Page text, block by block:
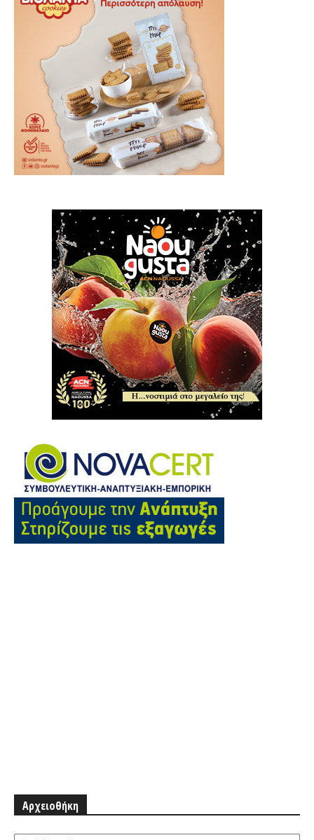
Αρχειοθήκη
Αρχειοθήκη